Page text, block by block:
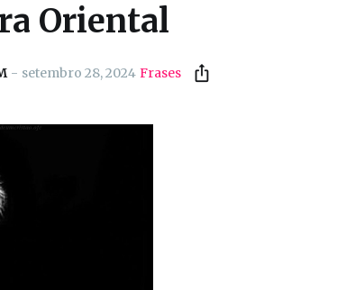
Oriental
- setembro 28, 2024 Frases